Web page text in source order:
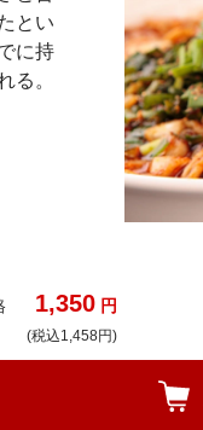
とい
に持
る。
1,350 円
(税込1,458円)